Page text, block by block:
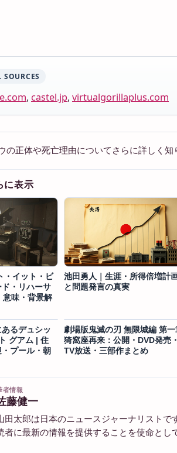
, castel.jp, virtualgorillaplus.com
の正体や死亡理由についてさらに詳しく知
に表示
・イット・ビ
・リハーサ
意味・背景解
池田勇人｜生涯・所得倍増計
と問題発言の真実
るデュシッ
グアム | 住
プール・朝
劇場版鬼滅の刃 無限城編 第一
猗窩座再来：公開・DVD発売
TV放送・三部作まとめ
者情報
藤健一
田太郎は日本のニュースジャーナリスト
者に最新の情報を提供することを使命とし